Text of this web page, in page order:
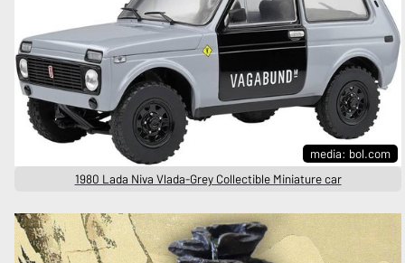
media: bol.com
1980 Lada Niva Vlada-Grey Collectible Miniature car